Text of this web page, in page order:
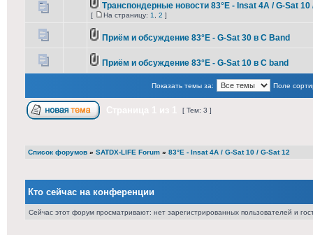
Транспондерные новости 83°E - Insat 4A / G-Sat 10
[ На страницу: 1 2 ]
Приём и обсуждение 83°E - G-Sat 30 в С Band
Приём и обсуждение 83°E - G-Sat 10 в C band
Показать темы за: Поле
[ Тем: 3 ]
Список форумов » SATDX-LIFE Forum » 83°E - Insat 4A / G-Sat 10 / G-Sat 12
Кто сейчас на конференции
Сейчас этот форум просматривают: нет зарегистрированных пользователей и